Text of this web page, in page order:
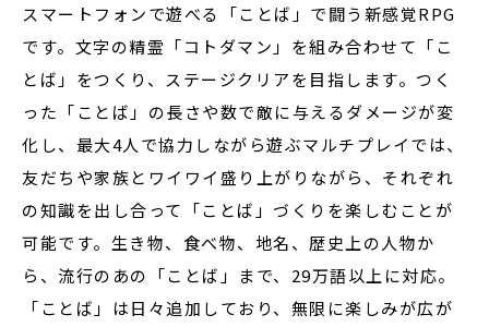
スマートフォンで遊べる「ことば」で闘う新感覚RPG
です。文字の精霊「コトダマン」を組み合わせて「こ
とば」をつくり、ステージクリアを目指します。つく
った「ことば」の長さや数で敵に与えるダメージが変
化し、最大4人で協力しながら遊ぶマルチプレイでは、
友だちや家族とワイワイ盛り上がりながら、それぞれ
の知識を出し合って「ことば」づくりを楽しむことが
可能です。生き物、食べ物、地名、歴史上の人物か
ら、流行のあの「ことば」まで、29万語以上に対応。
「ことば」は日々追加しており、無限に楽しみが広が